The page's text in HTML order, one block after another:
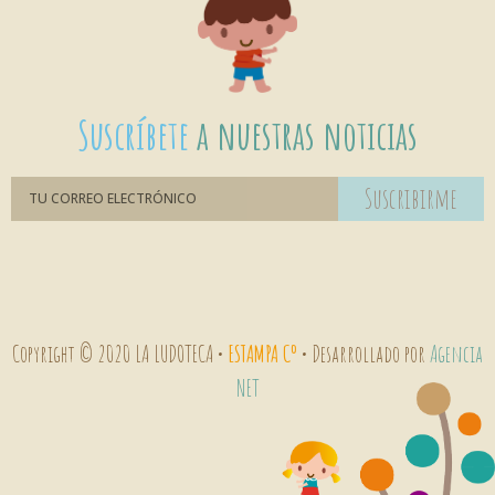
Suscríbetea nuestras noticias
Suscribirme
Copyright © 2020 LA LUDOTECA • ESTAMPA Cº • Desarrollado porAgencia
NET